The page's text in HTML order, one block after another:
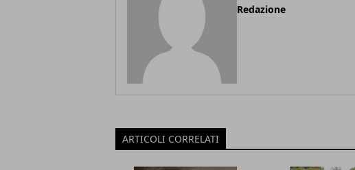
Redazione
ARTICOLI CORRELATI